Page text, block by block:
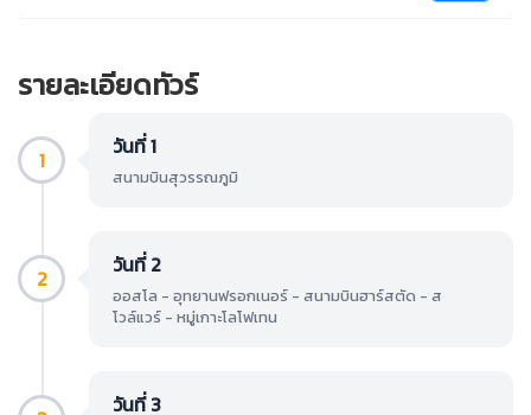
รายละเอียดทัวร์
1 วันที่ 1
สนามบินสุวรรณภูมิ
2 วันที่ 2
ออสโล - อุทยานฟรอกเนอร์ - สนามบินฮาร์สตัด - ส
โวล์แวร์ - หมู่เกาะโลโฟเทน
วันที่ 3